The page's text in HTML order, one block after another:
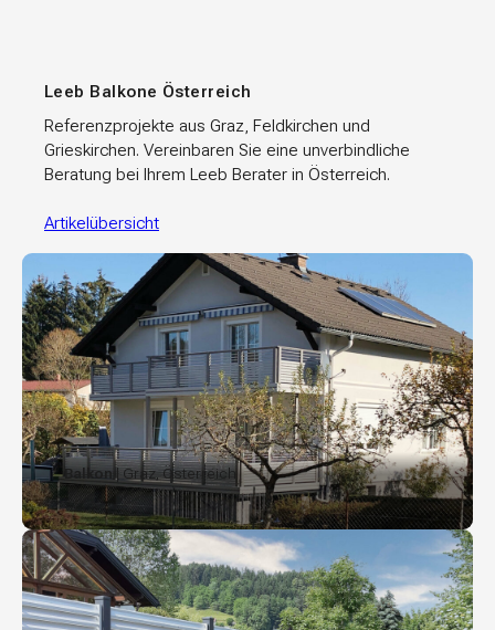
Leeb Balkone Österreich
Referenzprojekte aus Graz, Feldkirchen und
Grieskirchen. Vereinbaren Sie eine unverbindliche
Beratung bei Ihrem Leeb Berater in Österreich.
Artikelübersicht
Balkon | Graz, Österreich